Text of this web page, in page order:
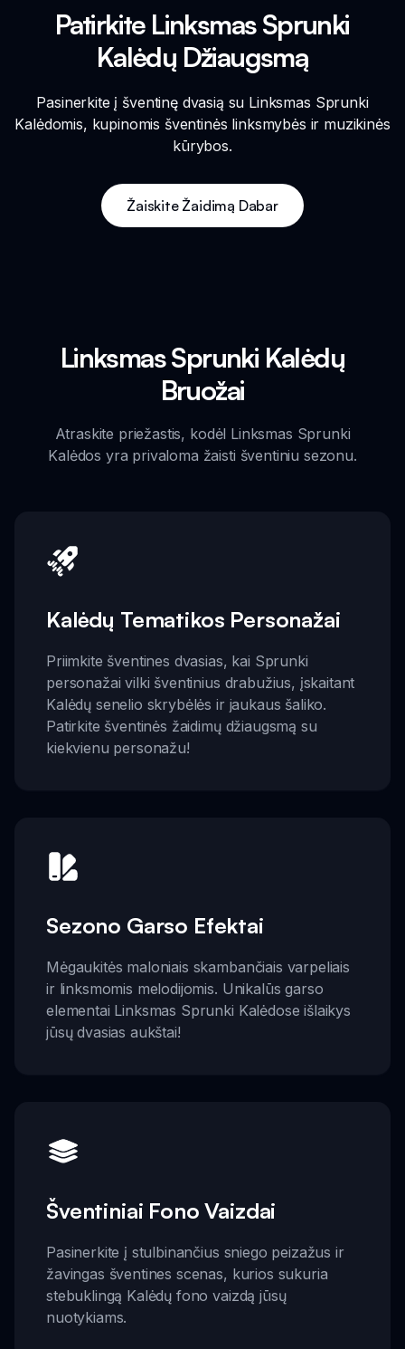
Patirkite Linksmas Sprunki
Kalėdų Džiaugsmą
Pasinerkite į šventinę dvasią su Linksmas Sprunki
Kalėdomis, kupinomis šventinės linksmybės ir muzikinės
kūrybos.
Žaiskite Žaidimą Dabar
Linksmas Sprunki Kalėdų
Bruožai
Atraskite priežastis, kodėl Linksmas Sprunki
Kalėdos yra privaloma žaisti šventiniu sezonu.
Kalėdų Tematikos Personažai
Priimkite šventines dvasias, kai Sprunki
personažai vilki šventinius drabužius, įskaitant
Kalėdų senelio skrybėlės ir jaukaus šaliko.
Patirkite šventinės žaidimų džiaugsmą su
kiekvienu personažu!
Sezono Garso Efektai
Mėgaukitės maloniais skambančiais varpeliais
ir linksmomis melodijomis. Unikalūs garso
elementai Linksmas Sprunki Kalėdose išlaikys
jūsų dvasias aukštai!
Šventiniai Fono Vaizdai
Pasinerkite į stulbinančius sniego peizažus ir
žavingas šventines scenas, kurios sukuria
stebuklingą Kalėdų fono vaizdą jūsų
nuotykiams.